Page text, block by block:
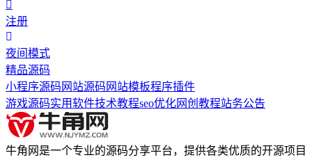
注册
夜间模式
精品源码
小程序源码 网站源码 网站模板程序插件
游戏源码实用软件技术教程seo优化网创教程站务公告
牛角网是一个专业的源码分享平台，提供各类优质的开源项目